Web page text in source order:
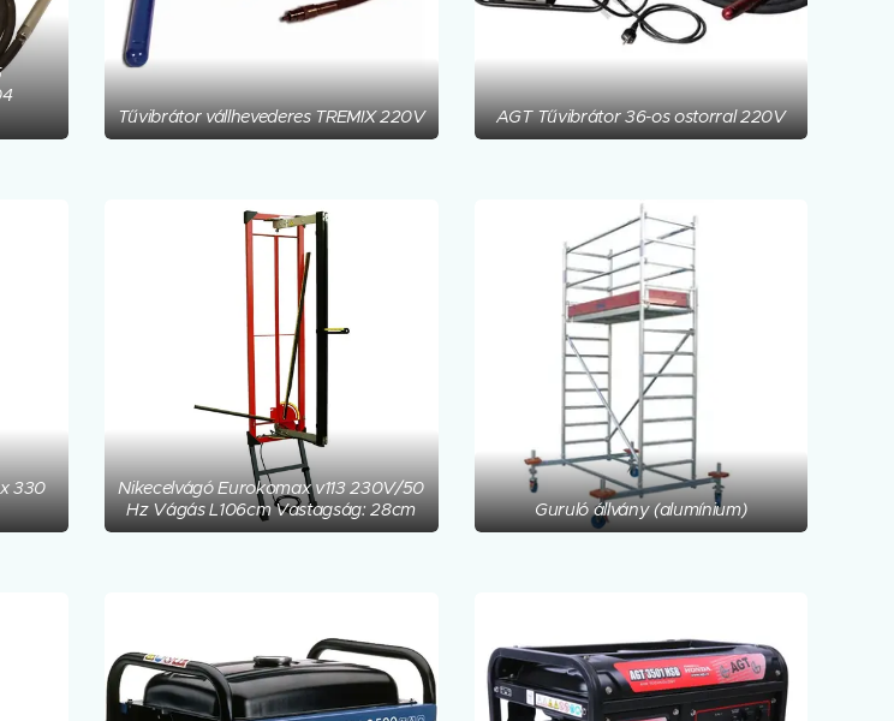
Tűvibrátor vállhevederes TREMIX 220V AGT Tűvibrátor 36-os ostorral 220V
330
Nikecelvágó Eurokomax v113 230V/50
Hz Vágás L106cm Vastagság: 28cm
Guruló állvány (alumínium)